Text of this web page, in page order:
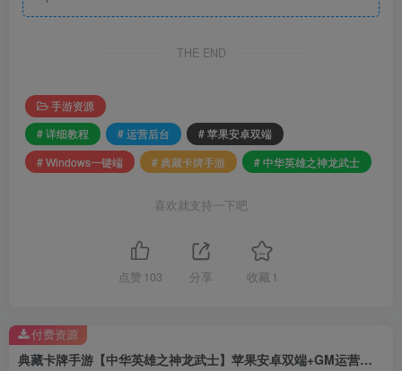
THE END
手游资源
# 详细教程
# 运营后台
# 苹果安卓双端
# Windows一键端
# 典藏卡牌手游 # 中华英雄之神龙武士
喜欢就支持一下吧
点赞 103 分享 收藏 1
典藏卡牌手游【中华英雄之神龙武士】苹果安卓双端+GM运营后台+详细教程+Windows一键端
付费资源